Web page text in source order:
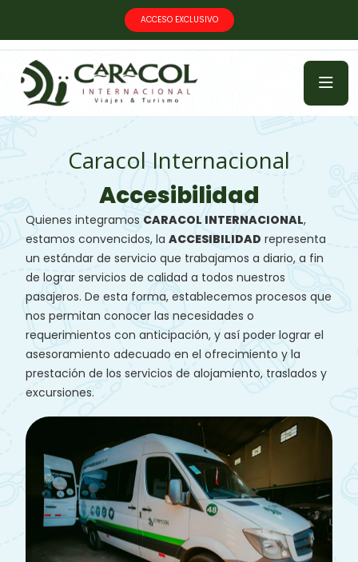
ACCESO EXCLUSIVO
Caracol Internacional
Accesibilidad
Quienes integramos CARACOL INTERNACIONAL,
estamos convencidos, la ACCESIBILIDAD representa
un estándar de servicio que trabajamos a diario, a fin
de lograr servicios de calidad a todos nuestros
pasajeros. De esta forma, establecemos procesos que
nos permitan conocer las necesidades o
requerimientos con anticipación, y así poder lograr el
asesoramiento adecuado en el ofrecimiento y la
prestación de los servicios de alojamiento, traslados y
excursiones.